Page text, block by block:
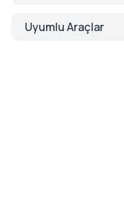
Uyumlu Araçlar